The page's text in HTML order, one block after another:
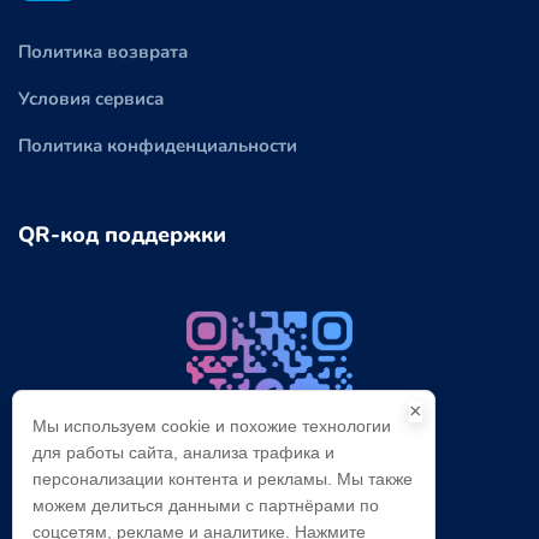
Политика возврата
Условия сервиса
Политика конфиденциальности
QR-код поддержки
Telegram：@cloudbypasscom
×
Мы используем cookie и похожие технологии
для работы сайта, анализа трафика и
персонализации контента и рекламы. Мы также
можем делиться данными с партнёрами по
соцсетям, рекламе и аналитике. Нажмите